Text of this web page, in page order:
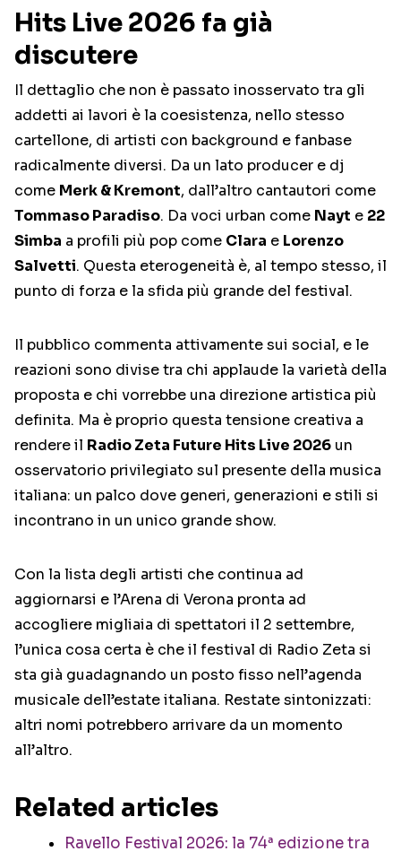
Hits Live 2026 fa già
discutere
Il dettaglio che non è passato inosservato tra gli
addetti ai lavori è la coesistenza, nello stesso
cartellone, di artisti con background e fanbase
radicalmente diversi. Da un lato producer e dj
come Merk & Kremont, dall’altro cantautori come
Tommaso Paradiso. Da voci urban come Nayt e 22
Simba a profili più pop come Clara e Lorenzo
Salvetti. Questa eterogeneità è, al tempo stesso, il
punto di forza e la sfida più grande del festival.
Il pubblico commenta attivamente sui social, e le
reazioni sono divise tra chi applaude la varietà della
proposta e chi vorrebbe una direzione artistica più
definita. Ma è proprio questa tensione creativa a
rendere il Radio Zeta Future Hits Live 2026 un
osservatorio privilegiato sul presente della musica
italiana: un palco dove generi, generazioni e stili si
incontrano in un unico grande show.
Con la lista degli artisti che continua ad
aggiornarsi e l’Arena di Verona pronta ad
accogliere migliaia di spettatori il 2 settembre,
l’unica cosa certa è che il festival di Radio Zeta si
sta già guadagnando un posto fisso nell’agenda
musicale dell’estate italiana. Restate sintonizzati:
altri nomi potrebbero arrivare da un momento
all’altro.
Related articles
Ravello Festival 2026: la 74ª edizione tra